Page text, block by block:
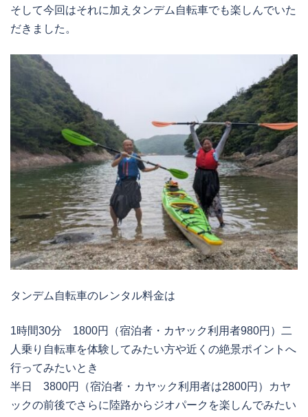
そして今回はそれに加えタンデム自転車でも楽しんでいた
だきました。
タンデム自転車のレンタル料金は
1時間30分 1800円（宿泊者・カヤック利用者980円）二
人乗り自転車を体験してみたい方や近くの絶景ポイントへ
行ってみたいとき
半日 3800円（宿泊者・カヤック利用者は2800円）カヤ
ックの前後でさらに陸路からジオパークを楽しんでみたい